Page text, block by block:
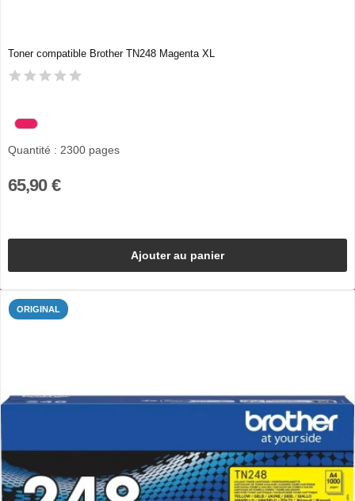
Toner compatible Brother TN248 Magenta XL
Quantité : 2300 pages
65,90 €
Ajouter au panier
ORIGINAL